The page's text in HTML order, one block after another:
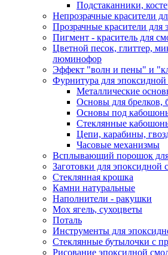
Подстаканники,
Непрозрачные красители
Прозрачные красители
Пигмент - краситель для
Цветной песок, глиттер,
люминофор
Эффект "волн и пены" и
Фурнитура для
Металлические
Основы для брелков,
Основы под
Стеклянные
Цепи, карабины,
Часовые механизмы
Всплывающий порошок
Заготовки для эпоксидной
Стеклянная крошка
Камни натуральные
Наполнители - ракушки
Мох ягель, сухоцветы
Поталь
Инструменты для
Стеклянные бутылочки с
Рисование эпоксидной